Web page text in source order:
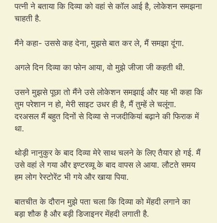
पत्नी ने बताया कि दिव्या को वहां से कॉल आई है, लोकेशन समझना
चाहती है.
मैंने कहा- उससे कह देना, मुझसे बात कर ले, मैं समझा दूंगा.
अगले दिन दिव्या का फोन आया, वो मुझे जीजा जी कहती थी.
उसने मुझसे पूछा तो मैंने उसे लोकेशन समझाई और यह भी कहा कि
तुम परेशान न हो, मेरी साइट उधर ही है, मैं तुम्हें ले चलूंगा.
दरअसल मैं बहुत दिनों से दिव्या से नजदीकियां बढ़ाने की फिराक में
था.
थोड़ी नानुकुर के बाद दिव्या मेरे साथ चलने के लिए तैयार हो गई. मैं
उसे वहां ले गया और इण्टरव्यू के बाद वापस ले आया. लौटते समय
हम लोग रेस्टोरेंट भी गये और खाया पिया.
बातचीत के दौरान मुझे पता चला कि दिव्या को मेंहदी लगाने का
बड़ा शौक है और बड़ी डिजाइनर मेंहदी लगाती है.